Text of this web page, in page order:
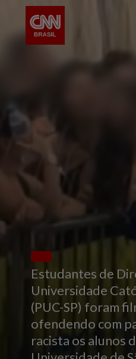
Estudantes de
Universidade
(PUC-SP) foram
ofendendo com
racista os alunos